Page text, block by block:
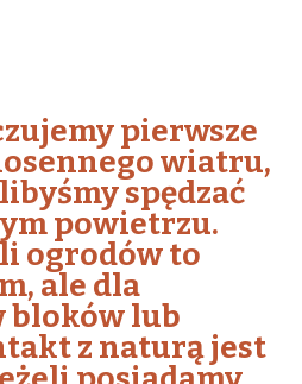
pierwsze
wiatru,
spędzać
powietrzu.
ogrodów to
ale dla
bloków lub
z naturą jest